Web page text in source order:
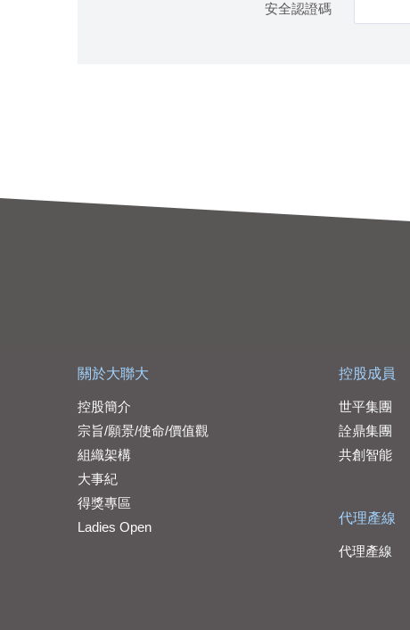
安全認證碼
關於大聯大
控股簡介
宗旨/願景/使命/價值觀
組織架構
大事紀
得獎專區
Ladies Open
控股成員
世平集團
詮鼎集團
共創智能
代理產線
代理產線